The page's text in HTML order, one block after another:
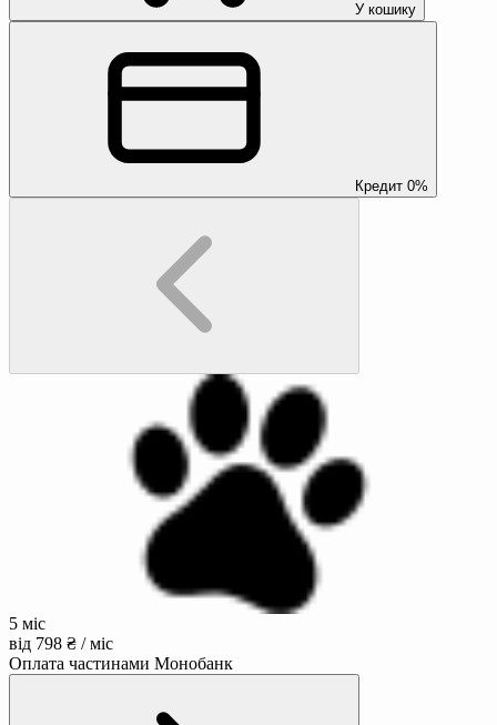
У кошику
Кредит 0%
5 міс
від 798 ₴ / міс
Оплата частинами Монобанк